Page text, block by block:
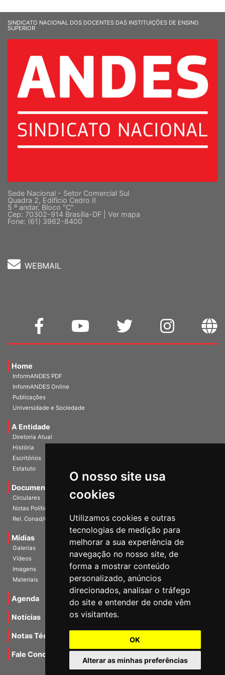
O nosso site usa
cookies
Utilizamos cookies e outras
tecnologias de medição para
melhorar a sua experiência de
navegação no nosso site, de
forma a mostrar conteúdo
personalizado, anúncios
direcionados, analisar o tráfego
do site e entender de onde vêm
os visitantes.
OK
Alterar as minhas preferências
SINDICATO NACIONAL DOS DOCENTES DAS INSTITUIÇÕES DE ENSINO
SUPERIOR
Sede Nacional - Setor Comercial Sul
Quadra 2, Edifício Cedro II
5 º andar, Bloco "C"
Cep: 70302-914 Brasília-DF | Ver mapa
Fone: (61) 3962-8400
WEBMAIL
Home
InformANDES PDF
InformANDES Online
Publicações
Universidade e Sociedade
A Entidade
Diretoria Atual
História
Escritórios
Estatuto
Documentos
Circulares
Notas Políticas
Rel. Conad/Congresso
Mídias
Galerias
Vídeos
Imagens
Materiais
Agenda
Notícias
Notas Técnicas
Fale Conocsco
MANTIDO POR Camaleão Soft